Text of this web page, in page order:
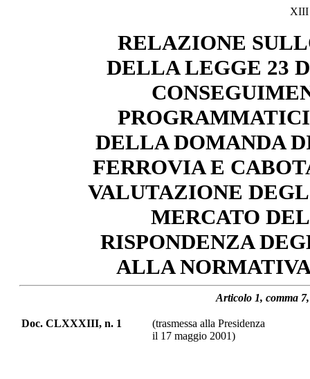
XIII
RELAZIONE
DELLA LEGGE 23
DELLA DOMANDA
FERROVIA E
VALUTAZIONE
MERCATO
RISPONDENZA
ALLA
Articolo 1, comma
Doc. CLXXXIII, n. 1
(trasmessa alla Presidenza
il 17 maggio 2001)